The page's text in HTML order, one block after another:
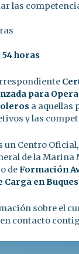
las
horas
para
a aquellas
y las
un Centro
de la Marina
deFormación
Carga en
sobre el
contacto